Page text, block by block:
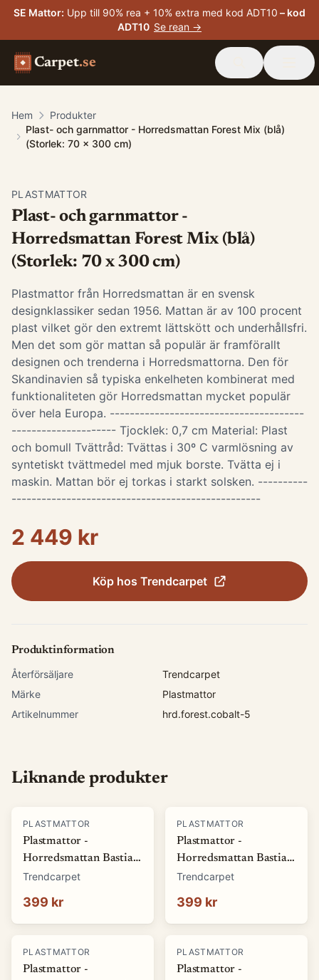
SE Mattor: Upp till 90% rea + 10% extra med kod ADT10 – kod
ADT10 Se rean →
Carpet.se
Hem
Produkter
Plast- och garnmattor - Horredsmattan Forest Mix (blå)
(Storlek: 70 x 300 cm)
PLASTMATTOR
Plast- och garnmattor -
Horredsmattan Forest Mix (blå)
(Storlek: 70 x 300 cm)
Plastmattor från Horredsmattan är en svensk
designklassiker sedan 1956. Mattan är av 100 procent
plast vilket gör den extremt lättskött och underhållsfri.
Men det som gör mattan så populär är framförallt
designen och trenderna i Horredsmattorna. Den för
Skandinavien så typiska enkelheten kombinerat med
funktionaliteten gör Horredsmattan mycket populär
över hela Europa. ---------------------------------------
--------------------- Tjocklek: 0,7 cm Material: Plast
och bomull Tvättråd: Tvättas i 30º C varmlösning av
syntetiskt tvättmedel med mjuk borste. Tvätta ej i
maskin. Mattan bör ej torkas i starkt solsken. ----------
--------------------------------------------------
2 449 kr
Köp hos Trendcarpet
Produktinformation
Återförsäljare
Trendcarpet
Märke
Plastmattor
Artikelnummer
hrd.forest.cobalt-5
Liknande produkter
PLASTMATTOR
Plastmattor -
Horredsmattan Bastian
(grön) (Storlek: 70 x 50
Trendcarpet
399 kr
PLASTMATTOR
Plastmattor -
Horredsmattan Bastian
(röd) (Storlek: 70 x 50
Trendcarpet
399 kr
PLASTMATTOR
Plastmattor -
PLASTMATTOR
Plastmattor -